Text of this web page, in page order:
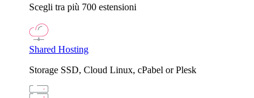
Scegli tra più 700 estensioni
Shared Hosting
Storage SSD, Cloud Linux, cPabel or Plesk